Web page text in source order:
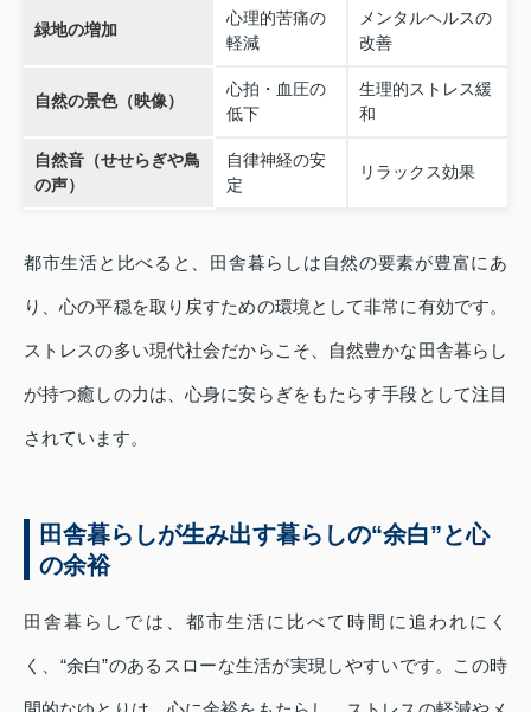
緑地の増加
心理的苦痛の
軽減
メンタルヘルスの
改善
自然の景色（映像）
心拍・血圧の
低下
生理的ストレス緩
和
自然音（せせらぎや鳥
の声）
自律神経の安
定
リラックス効果
都市生活と比べると、田舎暮らしは自然の要素が豊富にあ
り、心の平穏を取り戻すための環境として非常に有効です。
ストレスの多い現代社会だからこそ、自然豊かな田舎暮らし
が持つ癒しの力は、心身に安らぎをもたらす手段として注目
されています。
田舎暮らしが生み出す暮らしの“余白”と心
の余裕
田舎暮らしでは、都市生活に比べて時間に追われにく
く、“余白”のあるスローな生活が実現しやすいです。この時